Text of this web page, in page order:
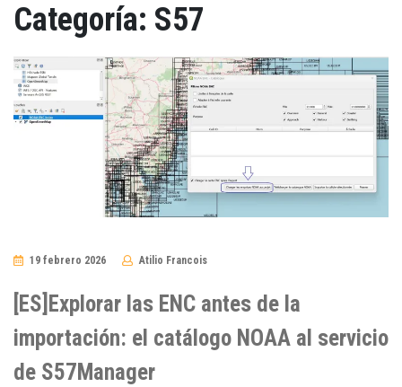
Categoría: S57
19 febrero 2026 Atilio Francois
[ES]Explorar las ENC antes de la
importación: el catálogo NOAA al servicio
de S57Manager